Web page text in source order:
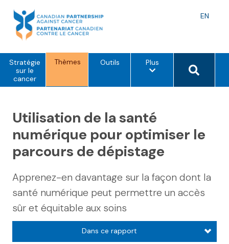
content
EN
Stratégie
sur le
cancer
Thèmes Outils Pluso
i
m
n
Search
Utilisation de la santé
numérique pour optimiser le
parcours de dépistage
Apprenez-en davantage sur la façon dont la
santé numérique peut permettre un accès
sûr et équitable aux soins
Dans ce rapport